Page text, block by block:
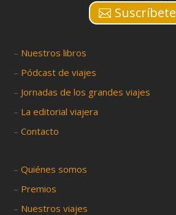
Suscríbete
– Nuestros libros
– Pódcast de viajes
– Jornadas de los grandes viajes
– La editorial viajera
–Contacto
–Quiénes somos
– Premios
– Nuestros viajes